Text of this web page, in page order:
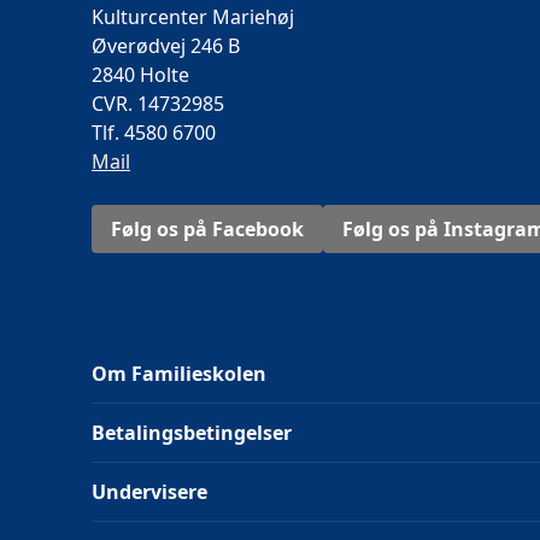
Kulturcenter Mariehøj
Øverødvej 246 B
2840 Holte
CVR. 14732985
Tlf. 4580 6700
Mail
Følg os på Facebook Følg os på
Om Familieskolen
Betalingsbetingelser
Undervisere